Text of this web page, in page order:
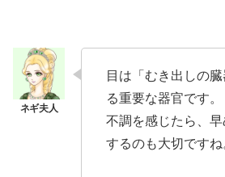
目は「むき出しの
る重要な器官です。
不調を感じたら、
するのも大切ですね